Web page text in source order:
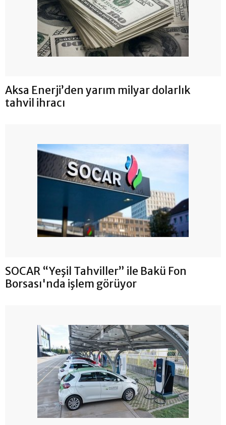
Aksa Enerji’den yarım milyar dolarlık
tahvil ihracı
SOCAR “Yeşil Tahviller” ile Bakü Fon
Borsası'nda işlem görüyor